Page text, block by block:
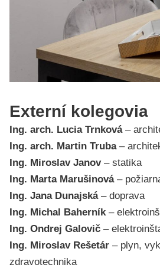
Externí kolegovia
Ing. arch. Lucia Trnková–
Ing. arch. Martin Truba–
Ing. Miroslav Janov– statika
Ing. Marta Marušinová–
Ing. Jana Dunajská– doprava
Ing. Michal Baherník –
Ing. Ondrej Galovič –
Ing. Miroslav Rešetár – plyn,
zdravotechnika